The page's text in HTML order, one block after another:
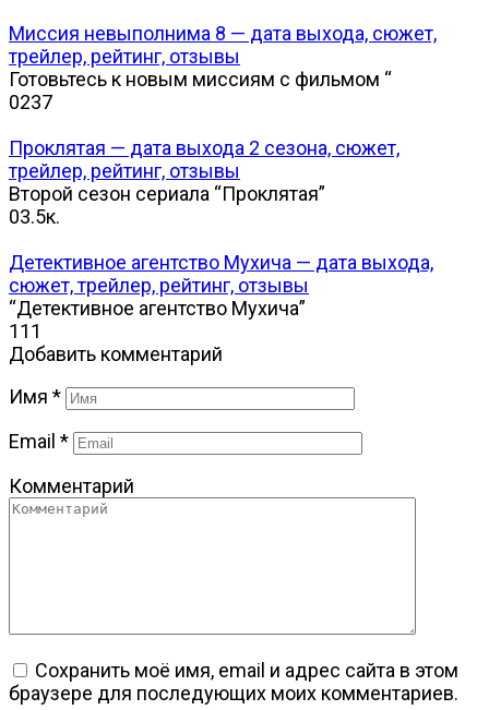
Миссия невыполнима 8 — дата выхода, сюжет,
трейлер, рейтинг, отзывы
Готовьтесь к новым миссиям с фильмом “
0237
Проклятая — дата выхода 2 сезона, сюжет,
трейлер, рейтинг, отзывы
Второй сезон сериала “Проклятая”
03.5к.
Детективное агентство Мухича — дата выхода,
сюжет, трейлер, рейтинг, отзывы
“Детективное агентство Мухича”
111
Добавить комментарий
Имя *
Email *
Комментарий
Сохранить моё имя, email и адрес сайта в этом
браузере для последующих моих комментариев.